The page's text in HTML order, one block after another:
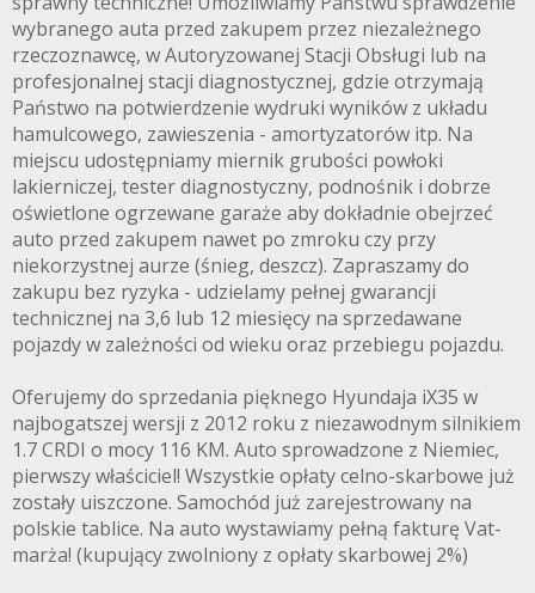
wybranego auta przed zakupem przez niezależnego
rzeczoznawcę, w Autoryzowanej Stacji Obsługi lub na
profesjonalnej stacji diagnostycznej, gdzie otrzymają
Państwo na potwierdzenie wydruki wyników z układu
hamulcowego, zawieszenia - amortyzatorów itp. Na
miejscu udostępniamy miernik grubości powłoki
lakierniczej, tester diagnostyczny, podnośnik i dobrze
oświetlone ogrzewane garaże aby dokładnie obejrzeć
auto przed zakupem nawet po zmroku czy przy
niekorzystnej aurze (śnieg, deszcz). Zapraszamy do
zakupu bez ryzyka - udzielamy pełnej gwarancji
technicznej na 3,6 lub 12 miesięcy na sprzedawane
pojazdy w zależności od wieku oraz przebiegu pojazdu.
Oferujemy do sprzedania pięknego Hyundaja iX35 w
najbogatszej wersji z 2012 roku z niezawodnym silnikiem
1.7 CRDI o mocy 116 KM. Auto sprowadzone z Niemiec,
pierwszy właściciel! Wszystkie opłaty celno-skarbowe już
zostały uiszczone. Samochód już zarejestrowany na
polskie tablice. Na auto wystawiamy pełną fakturę Vat-
marża! (kupujący zwolniony z opłaty skarbowej 2%)